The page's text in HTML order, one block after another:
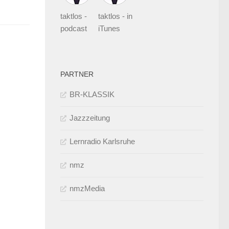
taktlos -
podcast
taktlos - in
iTunes
PARTNER
BR-KLASSIK
Jazzzeitung
Lernradio Karlsruhe
nmz
nmzMedia